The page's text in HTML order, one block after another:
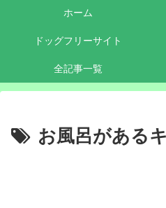
ホーム
ドッグフリーサイト
全記事一覧
お風呂がある